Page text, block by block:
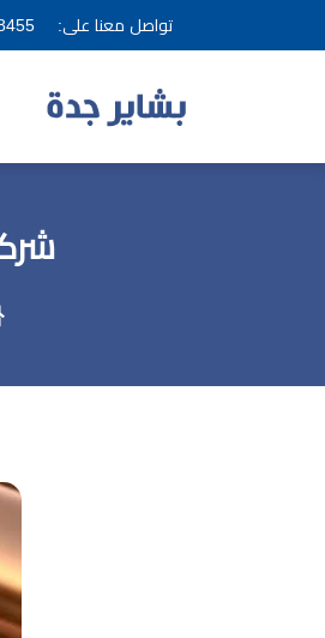
تواصل معنا على: